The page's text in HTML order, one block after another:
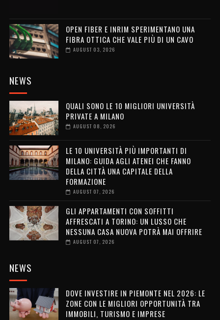
OPEN FIBER E INRIM SPERIMENTANO UNA
FIBRA OTTICA CHE VALE PIÙ DI UN CAVO
AUGUST 03, 2026
NEWS
QUALI SONO LE 10 MIGLIORI UNIVERSITÀ
PRIVATE A MILANO
AUGUST 08, 2026
LE 10 UNIVERSITÀ PIÙ IMPORTANTI DI
MILANO: GUIDA AGLI ATENEI CHE FANNO
DELLA CITTÀ UNA CAPITALE DELLA
FORMAZIONE
AUGUST 07, 2026
GLI APPARTAMENTI CON SOFFITTI
AFFRESCATI A TORINO: UN LUSSO CHE
NESSUNA CASA NUOVA POTRÀ MAI OFFRIRE
AUGUST 07, 2026
NEWS
DOVE INVESTIRE IN PIEMONTE NEL 2026: LE
ZONE CON LE MIGLIORI OPPORTUNITÀ TRA
IMMOBILI, TURISMO E IMPRESE